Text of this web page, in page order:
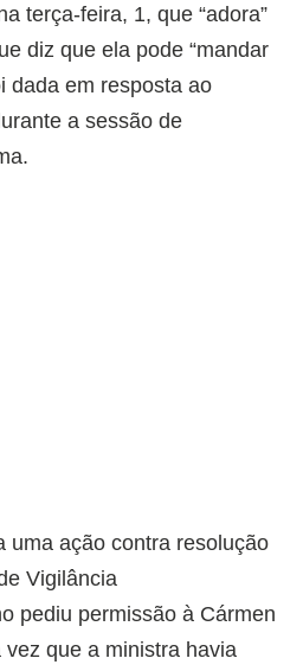
terça-feira, 1, que “adora”
diz que ela pode “mandar
dada em resposta ao
a sessão de
uma ação contra resolução
Vigilância
pediu permissão à Cármen
que a ministra havia